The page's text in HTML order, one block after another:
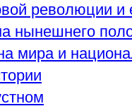
революции и
нынешнего
мира и